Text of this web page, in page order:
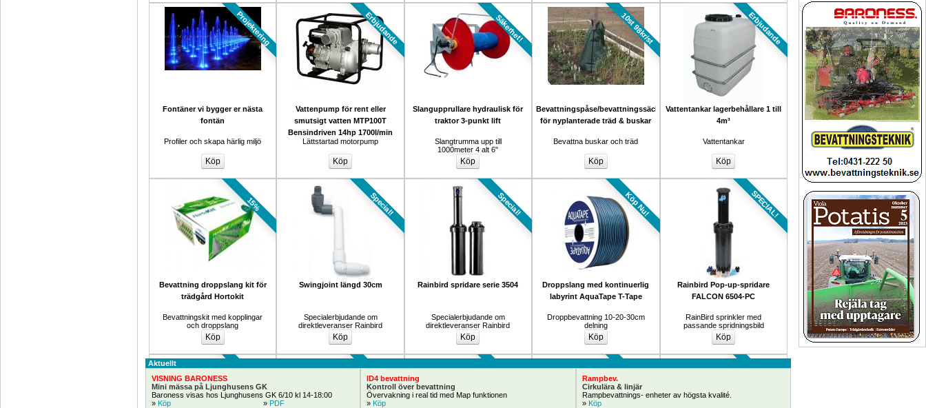
Projektering
Fontäner vi bygger er nästa
fontän
Profiler och skapa härlig miljö
Erbjudande
Vattenpump för rent eller
smutsigt vatten MTP100T
Bensindriven 14hp 1700l/min
Lättstartad motorpump
Säkerhet!
Slangupprullare hydraulisk för
traktor 3-punkt lift
Slangtrumma upp till
1000meter 4 alt 6"
10st 98kr/st
Bevattningspåse/bevattningssäck
för nyplanterade träd & buskar
Bevattna buskar och träd
Erbjudande
Vattentankar lagerbehållare 1 till
4m³
Vattentankar
15%
Bevattning droppslang kit för
trädgård Hortokit
Bevattningskit med kopplingar
och droppslang
Special!
Swingjoint längd 30cm
Specialerbjudande om
direktleveranser Rainbird
Special!
Rainbird spridare serie 3504
Specialerbjudande om
direktleveranser Rainbird
Köp Nu!
Droppslang med kontinuerlig
labyrint AquaTape T-Tape
Droppbevattning 10-20-30cm
delning
SPECIAL!
Rainbird Pop-up-spridare
FALCON 6504-PC
RainBird sprinkler med
passande spridningsbild
Rörkopplingar Nu specialpris Köp Nu! Beställ Nu!
Aktuellt
VISNING BARONESS
Mini mässa på Ljunghusens GK
Baroness visas hos Ljunghusens GK 6/10 kl 14-18:00
» Köp » PDF
ID4 bevattning
Kontroll över bevattning
Övervakning i real tid med Map funktionen
» Köp
Rampbev.
Cirkulära & linjär
Rampbevattnings- enheter av högsta kvalité.
» Köp